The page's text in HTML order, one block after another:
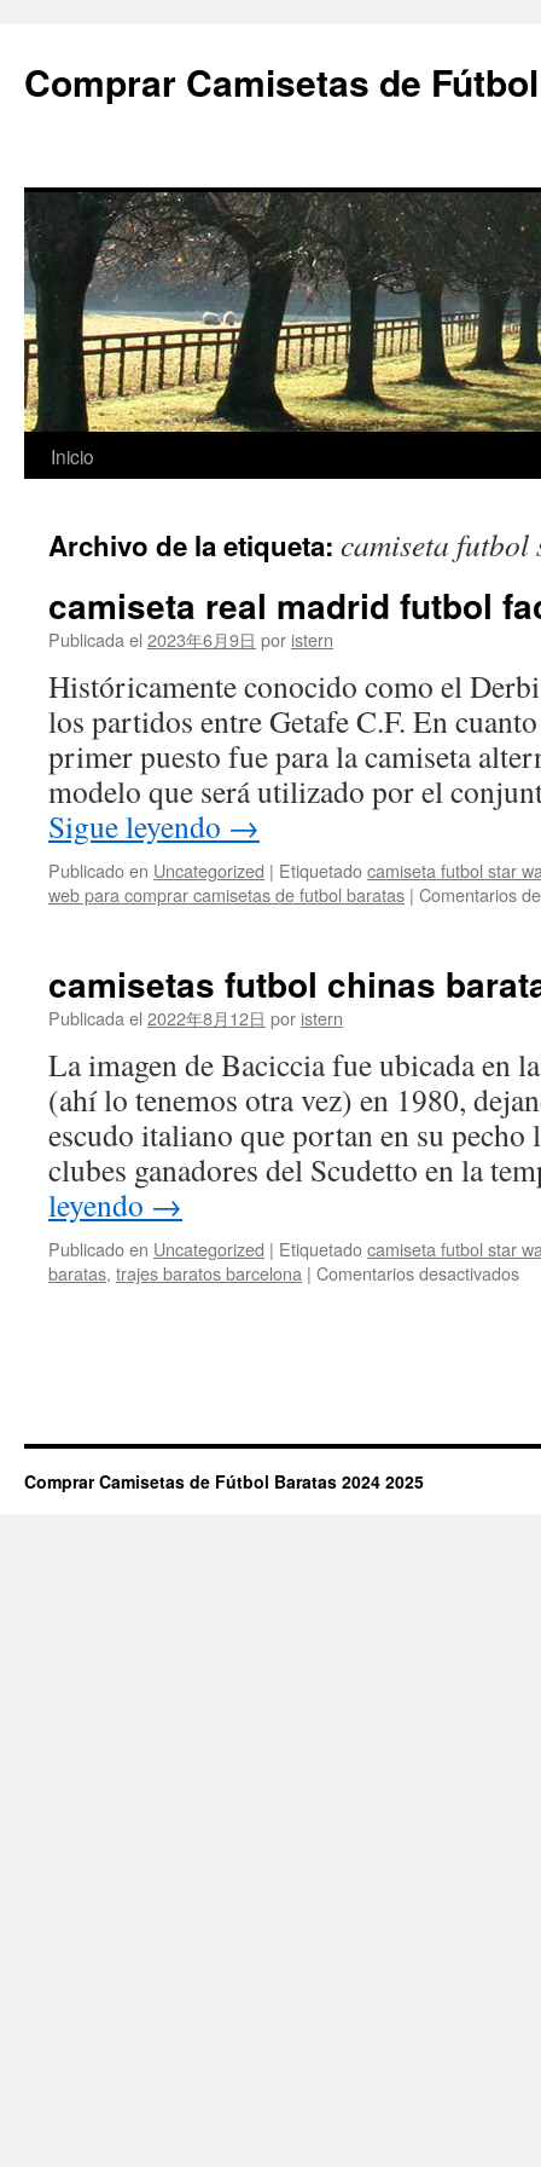
Comprar Camisetas de
Saltar
contenido
Inicio
Archivo de la etiqueta: camiseta futbol
camiseta real madrid futbol
Publicada el 2023年6月9日 por istern
Históricamente conocido como el
los partidos entre Getafe C.F. En
primer puesto fue para la camiseta
modelo que será utilizado por el
Sigue leyendo →
Publicado en Uncategorized | Etiquetadocamiseta futbol star
web para comprar camisetas de futbol baratas | Comentarios
camisetas futbol chinas
Publicada el 2022年8月12日 por istern
La imagen de Baciccia fue ubicada en
(ahí lo tenemos otra vez) en 1980,
escudo italiano que portan en su pecho
clubes ganadores del Scudetto en la
leyendo →
Publicado en Uncategorized | Etiquetadocamiseta futbol star
baratas, trajes baratos barcelona | Comentarios desactivadosen
Comprar Camisetas de Fútbol Baratas 2024 2025